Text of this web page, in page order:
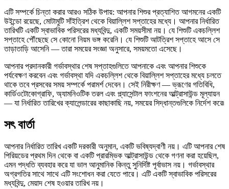
এটি সম্পর্কে চিন্তা করার আরও সঠিক উপায়: আপনার শিশুর প্রত্যাশিত আগমনের একটি
উইন্ডো রয়েছে, মোটামুটি সাঁইত্রিশ থেকে বিয়াল্লিশ সপ্তাহের মধ্যে। আপনার নির্ধারিত
তারিখটি একটি স্বাভাবিক পরিসরের মধ্যবিন্দু, একটি সময়সীমা নয়। যে শিশুটি একচল্লিশ
সপ্তাহে পৌঁছেছে সে কোনো নিয়ম ভঙ্গ করেনি। যে শিশুটি আটত্রিশ সপ্তাহে আসে সে
তাড়াতাড়ি আসেনি — তারা সময়ের সংজ্ঞা অনুসারে, সময়মতো এসেছে।
আপনার প্রদানকারী গর্ভাবস্থার শেষ সপ্তাহগুলিতে আপনাকে এবং আপনার শিশুকে
পর্যবেক্ষণ করবেন এবং গর্ভাবস্থা যদি একচল্লিশ থেকে বিয়াল্লিশ সপ্তাহের মধ্যে চলতে
থাকে তবে প্রসবের সময় সম্পর্কে পরামর্শ দেবেন। সেই নিরীক্ষণ — ভ্রূণের গতিবিধি,
কার্ডিওটোকোগ্রাফি, অ্যামনিওটিক তরল এবং প্ল্যাসেন্টাল ফাংশনের আল্ট্রাসাউন্ড মূল্যায়ন
— যা নির্ধারিত তারিখের ক্যালেন্ডারের কাছাকাছি নয়, সময়ের সিদ্ধান্তগুলিকে নির্দেশ করে৷
সৎ বার্তা
আপনার নির্ধারিত তারিখ একটি দরকারী অনুমান, একটি ভবিষ্যদ্বাণী নয়। এটি আপনার শেষ
পিরিয়ডের প্রথম দিন থেকে বা একটি প্রারম্ভিক আল্ট্রাসাউন্ড থেকে গণনা করা হয়েছিল,
এমন পদ্ধতি ব্যবহার করে যা ভাল আনুমানিক কিন্তু সুনির্দিষ্ট পূর্বাভাস নয়। গর্ভাবস্থার
অগ্রগতির সাথে সাথে এটি সংশোধন করা যেতে পারে। এটি একটি স্বাভাবিক পরিসরের
মধ্যবিন্দু, মেয়াদ শেষ হওয়ার তারিখ নয়।